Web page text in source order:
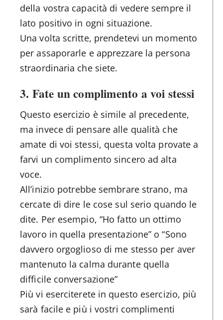
della vostra capacità di vedere sempre il
lato positivo in ogni situazione.
Una volta scritte, prendetevi un momento
per assaporarle e apprezzare la persona
straordinaria che siete.
3. Fate un complimento a voi stessi
Questo esercizio è simile al precedente,
ma invece di pensare alle qualità che
amate di voi stessi, questa volta provate a
farvi un complimento sincero ad alta
voce.
All’inizio potrebbe sembrare strano, ma
cercate di dire le cose sul serio quando le
dite. Per esempio, “Ho fatto un ottimo
lavoro in quella presentazione” o “Sono
davvero orgoglioso di me stesso per aver
mantenuto la calma durante quella
difficile conversazione”
Più vi eserciterete in questo esercizio, più
sarà facile e più i vostri complimenti